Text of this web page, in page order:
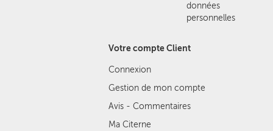
données
personnelles
Votre compte Client
Connexion
Gestion de mon compte
Avis - Commentaires
Ma Citerne